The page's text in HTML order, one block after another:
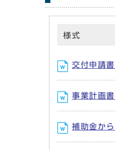
様式
交付申請
事業計画
補助金か